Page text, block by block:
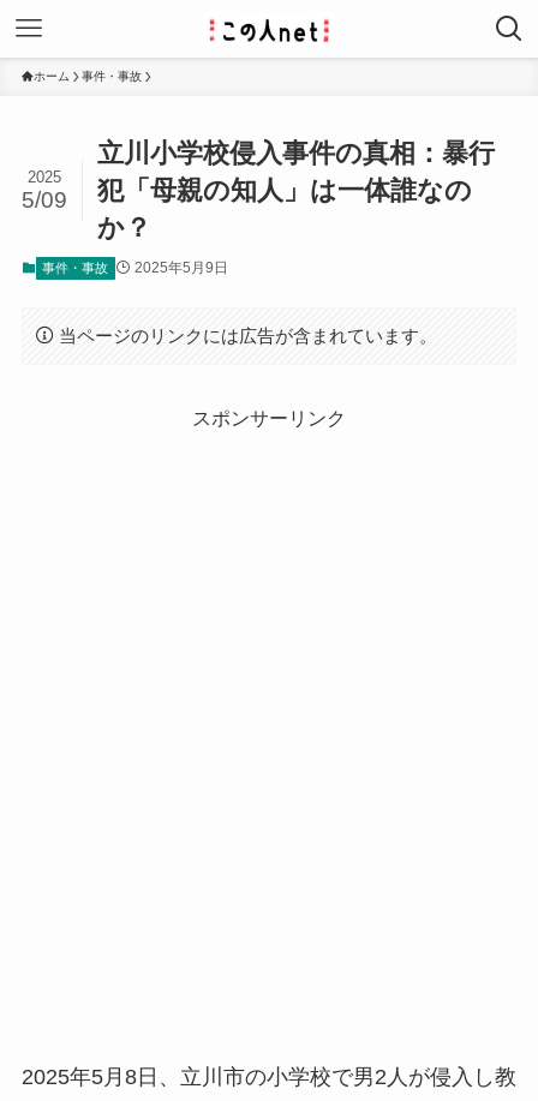
ホーム 事件・事故
立川小学校侵入事件の真相：暴行
犯「母親の知人」は一体誰なの
か？
2025
5/09
事件・事故 2025年5月9日
当ページのリンクには広告が含まれています。
スポンサーリンク
2025年5月8日、立川市の小学校で男2人が侵入し教